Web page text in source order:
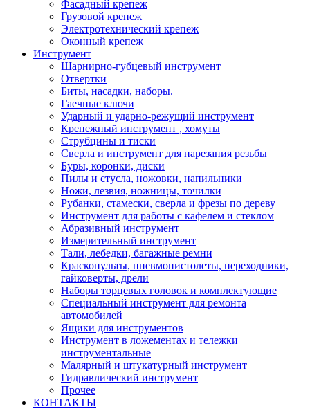
Фасадный крепеж
Грузовой крепеж
Электротехнический крепеж
Оконный крепеж
Инструмент
Шарнирно-губцевый инструмент
Отвертки
Биты, насадки, наборы.
Гаечные ключи
Ударный и ударно-режущий инструмент
Крепежный инструмент , хомуты
Струбцины и тиски
Сверла и инструмент для нарезания резьбы
Буры, коронки, диски
Пилы и стусла, ножовки, напильники
Ножи, лезвия, ножницы, точилки
Рубанки, стамески, сверла и фрезы по дереву
Инструмент для работы с кафелем и стеклом
Абразивный инструмент
Измерительный инструмент
Тали, лебедки, багажные ремни
Краскопульты, пневмопистолеты, переходники,
гайковерты, дрели
Наборы торцевых головок и комплектующие
Специальный инструмент для ремонта
автомобилей
Ящики для инструментов
Инструмент в ложементах и тележки
инструментальные
Малярный и штукатурный инструмент
Гидравлический инструмент
Прочее
КОНТАКТЫ